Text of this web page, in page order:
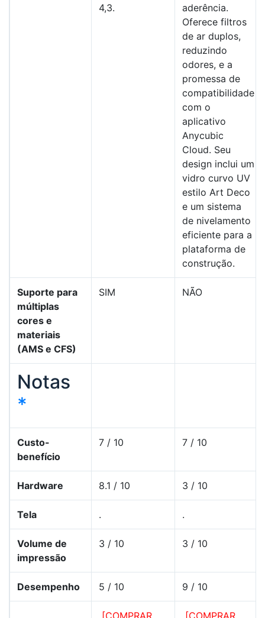
4,3.
aderência.
Oferece filtros
de ar duplos,
reduzindo
odores, e a
promessa de
compatibilidade
com o
aplicativo
Anycubic
Cloud. Seu
design inclui um
vidro curvo UV
estilo Art Deco
e um sistema
de nivelamento
eficiente para a
plataforma de
construção.
Suporte para
múltiplas
cores e
materiais
(AMS e CFS)
SIM NÃO
Notas
*
Custo-
benefício
7 / 10 7 / 10
Hardware 8.1 / 10 3 / 10
Tela . .
Volume de
impressão
3 / 10 3 / 10
Desempenho 5 / 10 9 / 10
[COMPRAR [COMPRAR